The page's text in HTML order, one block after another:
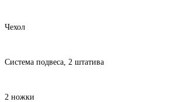
Чехол
Система подвеса, 2 штатива
2 ножки